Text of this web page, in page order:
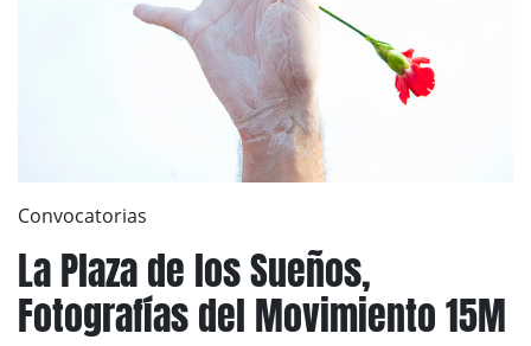
Convocatorias
La Plaza de los Sueños,
Fotografías del Movimiento 15M